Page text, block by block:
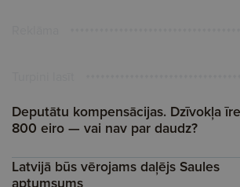
Deputātu kompensācijas. Dzīvokļa īre
800 eiro — vai nav par daudz?
Latvijā būs vērojams daļējs Saules
aptumsums